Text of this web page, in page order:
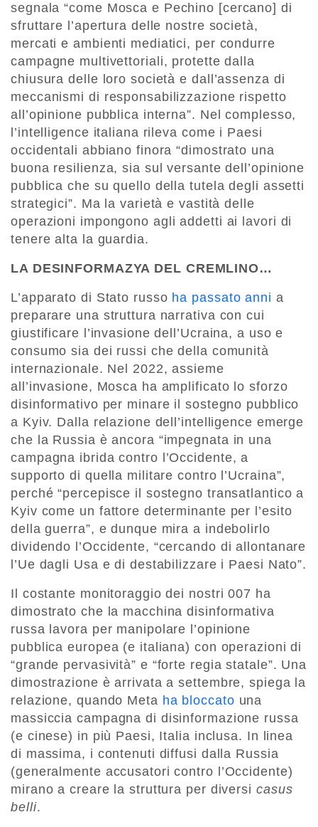
segnala “come Mosca e Pechino [cercano] di
sfruttare l’apertura delle nostre società,
mercati e ambienti mediatici, per condurre
campagne multivettoriali, protette dalla
chiusura delle loro società e dall’assenza di
meccanismi di responsabilizzazione rispetto
all’opinione pubblica interna”. Nel complesso,
l’intelligence italiana rileva come i Paesi
occidentali abbiano finora “dimostrato una
buona resilienza, sia sul versante dell’opinione
pubblica che su quello della tutela degli assetti
strategici”. Ma la varietà e vastità delle
operazioni impongono agli addetti ai lavori di
tenere alta la guardia.
LA DESINFORMAZYA DEL CREMLINO…
L’apparato di Stato russo ha passato anni a
preparare una struttura narrativa con cui
giustificare l’invasione dell’Ucraina, a uso e
consumo sia dei russi che della comunità
internazionale. Nel 2022, assieme
all’invasione, Mosca ha amplificato lo sforzo
disinformativo per minare il sostegno pubblico
a Kyiv. Dalla relazione dell’intelligence emerge
che la Russia è ancora “impegnata in una
campagna ibrida contro l’Occidente, a
supporto di quella militare contro l’Ucraina”,
perché “percepisce il sostegno transatlantico a
Kyiv come un fattore determinante per l’esito
della guerra”, e dunque mira a indebolirlo
dividendo l’Occidente, “cercando di allontanare
l’Ue dagli Usa e di destabilizzare i Paesi Nato”.
Il costante monitoraggio dei nostri 007 ha
dimostrato che la macchina disinformativa
russa lavora per manipolare l’opinione
pubblica europea (e italiana) con operazioni di
“grande pervasività” e “forte regia statale”. Una
dimostrazione è arrivata a settembre, spiega la
relazione, quando Meta ha bloccato una
massiccia campagna di disinformazione russa
(e cinese) in più Paesi, Italia inclusa. In linea
di massima, i contenuti diffusi dalla Russia
(generalmente accusatori contro l’Occidente)
mirano a creare la struttura per diversi casus
belli.